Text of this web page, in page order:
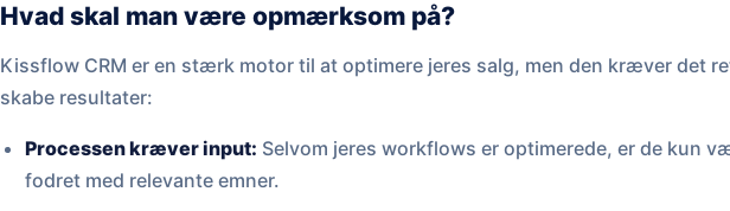
Hvad skal man være opmærksom på?
Kissflow CRM er en stærk motor til at optimere jeres salg, men den kræver det
skabe resultater:
Processen kræver input: Selvom jeres workflows er optimerede, er de kun
fodret med relevante emner.